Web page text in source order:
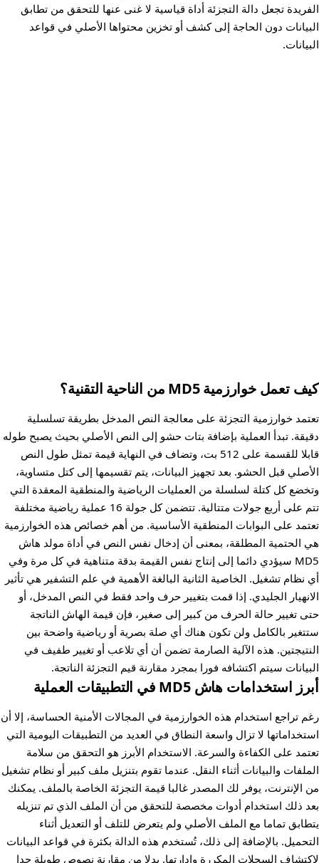
الفريدة تجعل دالة التجزئة أداة قياسية لا غنى عنها للتحقق من تطابق
البيانات دون الحاجة إلى كشف أو تخزين محتواها الأصلي في قواعد
البيانات.
كيف تعمل خوارزمية MD5 من الناحية التقنية؟
تعتمد خوارزمية التجزئة على معالجة النص المدخل بطريقة تسلسلية
دقيقة. تبدأ العملية بإضافة بتات حشو إلى النص الأصلي بحيث يصبح طوله
قابلا للقسمة على 512 بت، وتضاف في النهاية قيمة تمثل طول النص
الأصلي قبل الحشو. بعد تجهيز البيانات، يتم تقسيمها إلى كتل متساوية،
وتخضع كل كتلة لسلسلة من العمليات الرياضية والمنطقية المعقدة التي
تتم على أربع جولات متتالية. تتضمن كل جولة 16 عملية رياضية مختلفة
تعتمد على البوابات المنطقية الأساسية. من أهم خصائص هذه الخوارزمية
هي الحتمية المطلقة، بمعنى أن إدخال نفس النص في أداة مولد هاش
MD5 سيؤدي دائما إلى إنتاج نفس القيمة بدقة متناهية في كل مرة وفي
أي نظام تشغيل. الخاصية الثانية البالغة الأهمية في علم التشفير هي تأثير
الانهيار الجليدي. إذا قمت بتغيير حرف واحد فقط في النص المدخل، أو
حتى تغيير حالة الحرف من كبير إلى صغير، فإن قيمة الهاش الناتجة
ستتغير بالكامل ولن تكون هناك أي صلة بصرية أو رياضية واضحة بين
النتيجتين. هذه الآلية الصارمة تضمن أن أي تلاعب أو تغيير طفيف في
البيانات سيتم اكتشافه فورا بمجرد مقارنة قيم التجزئة الناتجة.
أبرز استخدامات هاش MD5 في التطبيقات العملية
رغم تراجع استخدام هذه الخوارزمية في المجالات الأمنية الحساسة، إلا أن
استخداماتها لا تزال واسعة النطاق في العديد من التطبيقات اليومية التي
تعتمد على الكفاءة والسرعة. الاستخدام الأبرز هو التحقق من سلامة
الملفات والبيانات أثناء النقل. عندما تقوم بتنزيل ملف كبير أو نظام تشغيل
من الإنترنت، يوفر لك المصدر غالبا قيمة التجزئة الخاصة بالملف. يمكنك
بعد ذلك استخدام أدوات مخصصة للتحقق من أن الملف الذي تم تنزيله
يتطابق تماما مع الملف الأصلي ولم يتعرض للتلف أو التعديل أثناء
التحميل. بالإضافة إلى ذلك، تُستخدم هذه الدالة بكثرة في قواعد البيانات
لاكتشاف السجلات المكررة وإدارتها. بدلا من مقارنة نصوص طويلة جدا